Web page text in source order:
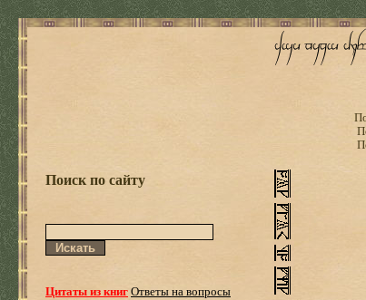
Поиск по сайту
Цитаты из книгОтветы на вопросы